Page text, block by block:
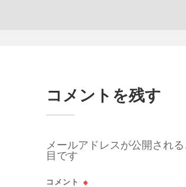
コメントを残す
メールアドレスが公開される
目です
コメント ※